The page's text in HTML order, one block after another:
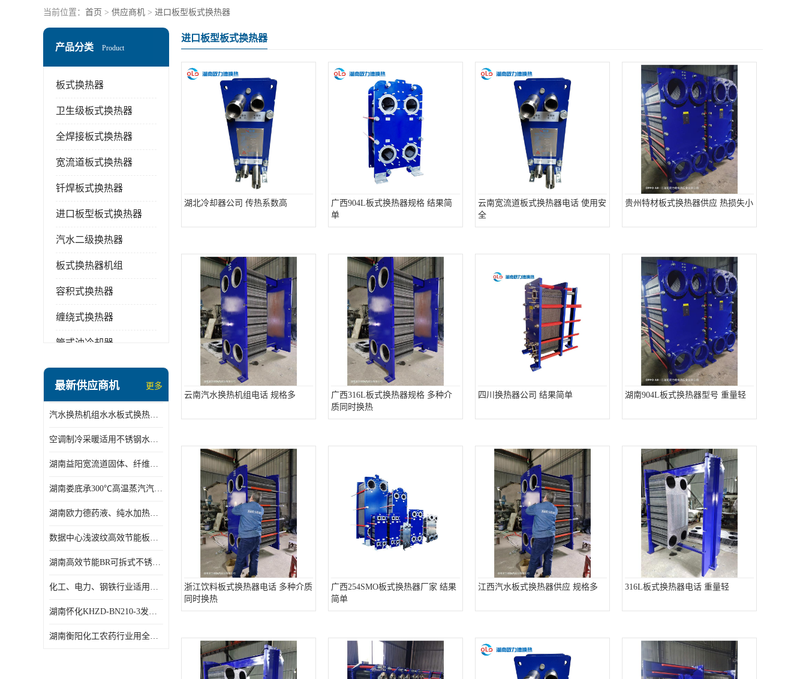
当前位置： 首页 > 供应商机 > 进口板型板式换热器
产品分类 Product
板式换热器
卫生级板式换热器
全焊接板式换热器
宽流道板式换热器
钎焊板式换热器
进口板型板式换热器
汽水二级换热器
板式换热器机组
容积式换热器
缠绕式换热器
管式油冷却器
盘管换热
变频供水机组
汽水混合加热器
水处理设备
最新供应商机 更多
汽水换热机组水水板式换热机组板式热交换机组厂家专业定制
空调制冷采暖适用不锈钢水水汽水板式换热器
湖南益阳宽流道固体、纤维、浆状物质加热冷却冷凝蒸发板式换热器
湖南娄底承300℃高温蒸汽汽水二级换热器
湖南欧力德药液、纯水加热、冷却、蒸发及杀菌用卫生级板式换热器
数据中心浅波纹高效节能板式换热器
湖南高效节能BR可拆式不锈钢板式换热器厂家定制
化工、电力、钢铁行业适用冷却冷凝蒸发加热不锈钢可拆式板式换热器
湖南怀化KHZD-BN210-3发动机柴油冷却钎焊机板式热交换器
湖南衡阳化工农药行业用全焊接板式冷凝器专业定制
进口板型板式换热器
湖北冷却器公司 传热系数高
广西904L板式换热器规格 结果简
单
云南宽流道板式换热器电话 使用安
全
贵州特材板式换热器供应 热损失小
云南汽水换热机组电话 规格多
广西316L板式换热器规格 多种介
质同时换热
四川换热器公司 结果简单 湖南904L板式换热器型号 重量轻
浙江饮料板式换热器电话 多种介质
同时换热
广西254SMO板式换热器厂家 结果
简单
江西汽水板式换热器供应 规格多 316L板式换热器电话 重量轻